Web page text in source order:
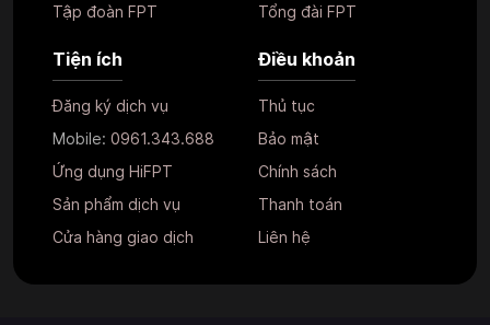
Tập đoàn FPT
Tổng đài FPT
Tiện ích
Đăng ký dịch vụ
Mobile: 0961.343.688
Ứng dụng HiFPT
Sản phẩm dịch vụ
Cửa hàng giao dịch
Điều khoản
Thủ tục
Bảo mật
Chính sách
Thanh toán
Liên hệ